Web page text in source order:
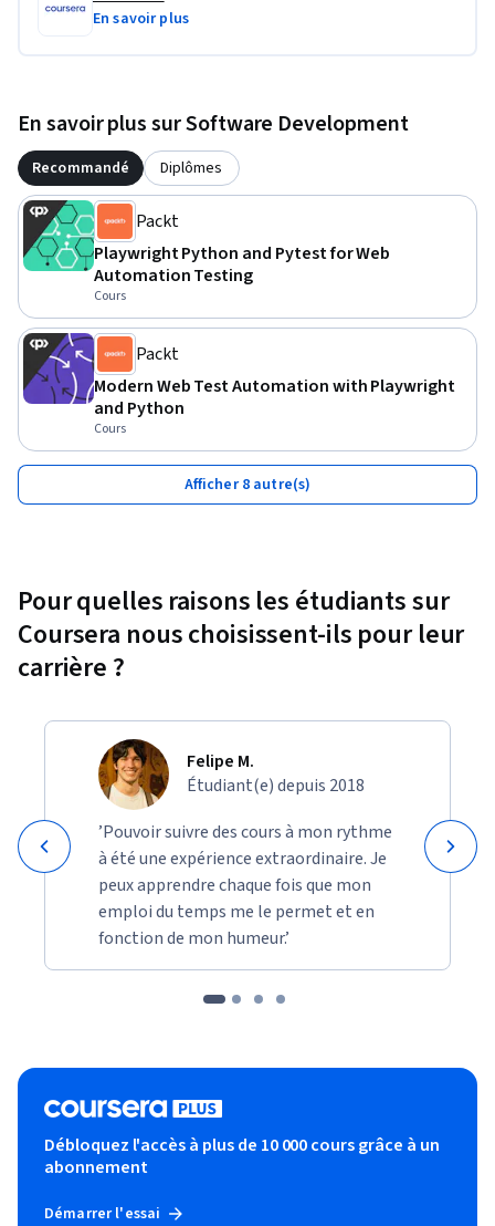
En savoir plus
En savoir plus sur Software Development
Recommandé Diplômes
Packt
Playwright Python and Pytest for Web
Automation Testing
Cours
Packt
Modern Web Test Automation with Playwright
and Python
Cours
Afficher 8 autre(s)
Pour quelles raisons les étudiants sur
Coursera nous choisissent-ils pour leur
carrière ?
Felipe M.
Étudiant(e) depuis 2018
’Pouvoir suivre des cours à mon rythme
à été une expérience extraordinaire. Je
peux apprendre chaque fois que mon
emploi du temps me le permet et en
fonction de mon humeur.’
Débloquez l'accès à plus de 10 000 cours grâce à un
abonnement
Démarrer l'essai